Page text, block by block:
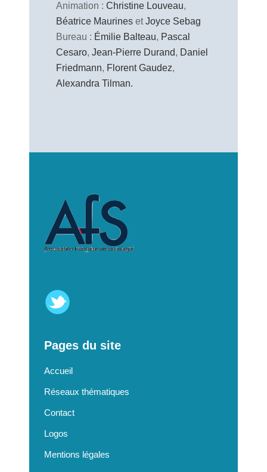
Animation : Christine Louveau,
Béatrice Maurines etJoyce Sebag
Bureau : Émilie Balteau, Pascal
Cesaro, Jean-Pierre Durand, Daniel
Friedmann, Florent Gaudez,
Alexandra Tilman.
Pages du site
Accueil
Réseaux thématiques
Contact
Logos
Mentions légales